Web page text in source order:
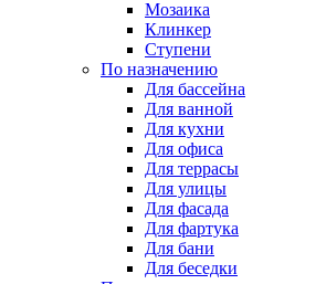
Мозаика
Клинкер
Ступени
По назначению
Для бассейна
Для ванной
Для кухни
Для офиса
Для террасы
Для улицы
Для фасада
Для фартука
Для бани
Для беседки